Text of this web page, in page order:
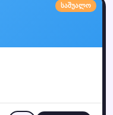
საშუალო